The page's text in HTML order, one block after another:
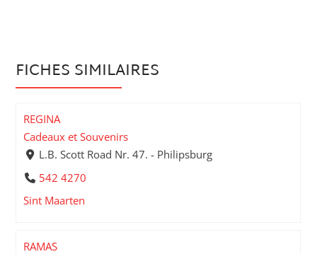
FICHES SIMILAIRES
REGINA
Cadeaux et Souvenirs
L.B. Scott Road Nr. 47. - Philipsburg
542 4270
Sint Maarten
RAMAS